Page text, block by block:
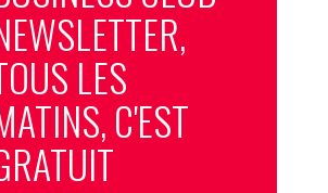
LES
C'EST